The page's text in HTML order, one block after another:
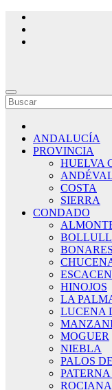
Saltar
contenido
ANDALUCÍA
PROVINCIA
HUELVA
COSTA
SIERRA
CONDADO
BONARES
HINOJOS
LA
LUCENA
MOGUER
NIEBLA
PALOS